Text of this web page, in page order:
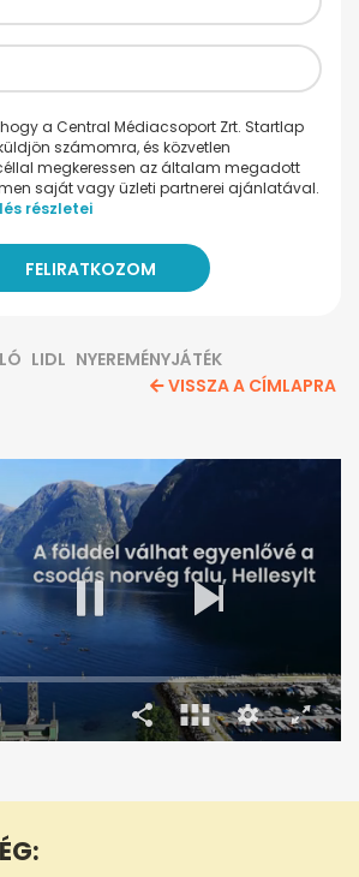
a Central Médiacsoport Zrt. Startlap
számomra, és közvetlen
megkeressen az általam megadott
saját vagy üzleti partnerei ajánlatával.
részletei
LIDL NYEREMÉNYJÁTÉK
VISSZA A CÍMLAPRA